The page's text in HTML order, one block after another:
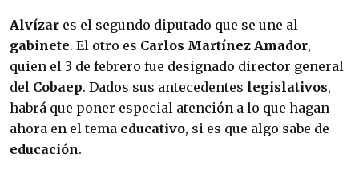
Alvízar es el segundo diputado que se une al
gabinete. El otro es Carlos Martínez Amador,
quien el 3 de febrero fue designado director general
del Cobaep. Dados sus antecedentes legislativos,
habrá que poner especial atención a lo que hagan
ahora en el tema educativo, si es que algo sabe de
educación.